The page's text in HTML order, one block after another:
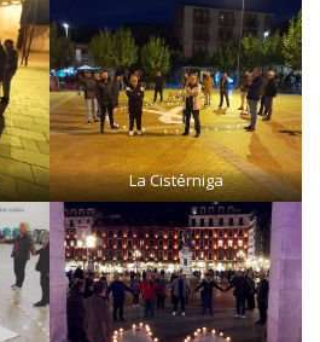
La Cistérniga